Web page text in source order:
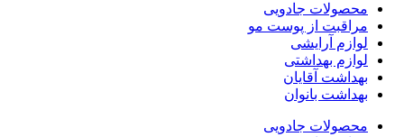
محصولات جادویی
مراقبت از پوست مو
لوازم آرایشی
لوازم بهداشتی
بهداشت آقایان
بهداشت بانوان
محصولات جادویی